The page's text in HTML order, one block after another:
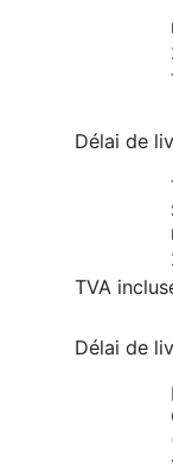
Délai de
TVA
Délai de